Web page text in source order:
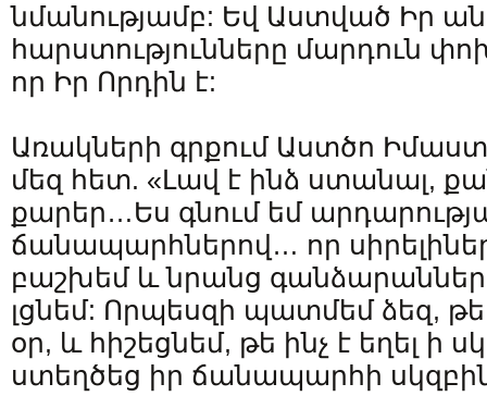
նմանությամբ: Եվ Աստված Իր
հարստությունները մարդուն
որ Իր Որդին է:
Առակների գրքում Աստծո
մեզ հետ. «Լավ է ինձ ստանալ,
քարեր…Ես գնում եմ
ճանապարհներով… որ
բաշխեմ և նրանց
լցնեմ: Որպեսզի պատմեմ ձեզ, թե
օր, և հիշեցնեմ, թե ինչ է եղել ի
ստեղծեց իր ճանապարհի